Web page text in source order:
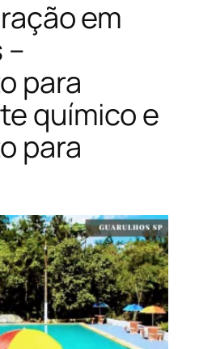
em
–
para
químico e
para